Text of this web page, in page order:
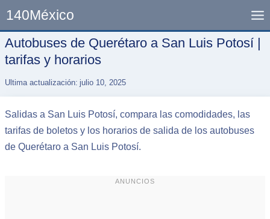
content
140México
Autobuses de Querétaro a San Luis Potosí |
tarifas y horarios
Ultima actualización: julio 10, 2025
Salidas a San Luis Potosí, compara las comodidades, las
tarifas de boletos y los horarios de salida de los autobuses
de Querétaro a San Luis Potosí.
ANUNCIOS